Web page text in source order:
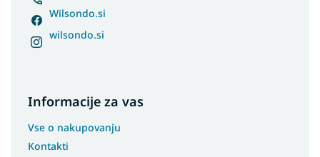
Wilsondo.si
wilsondo.si
Informacije za vas
Vse o nakupovanju
Kontakti